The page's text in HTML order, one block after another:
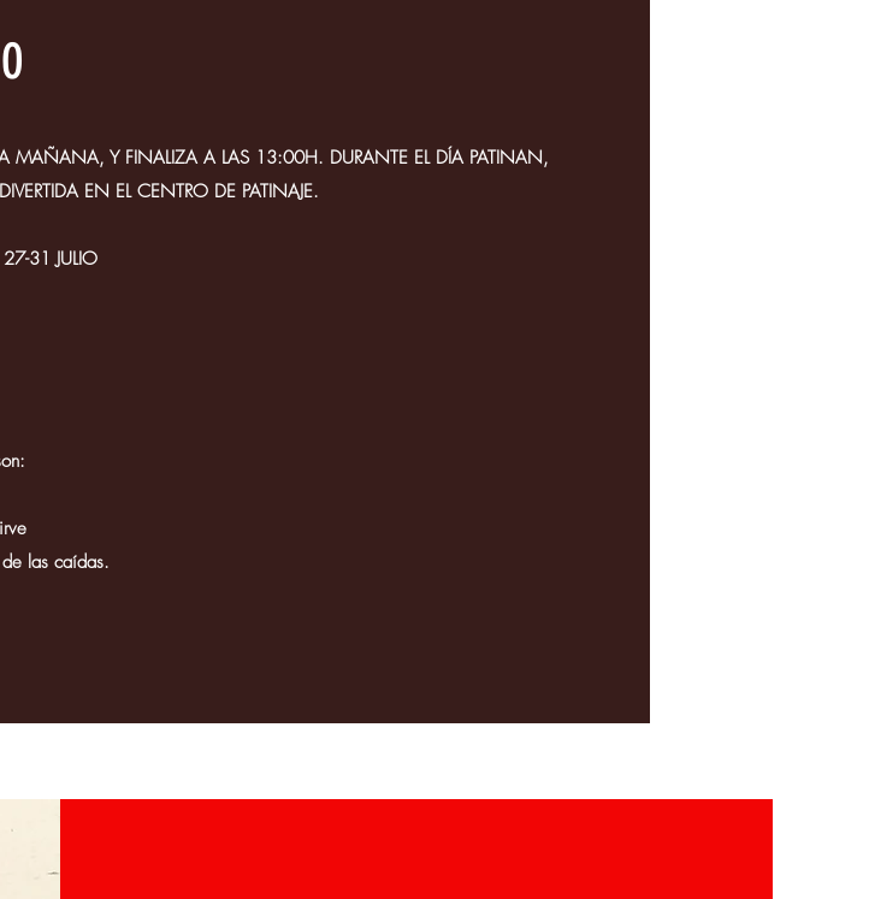
MAÑANA, Y FINALIZA A LAS 13:00H. DURANTE EL DÍA PATINAN,
EN EL CENTRO DE PATINAJE.
31 JULIO
de las caídas.